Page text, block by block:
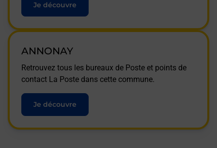
Je découvre
ANNONAY
Retrouvez tous les bureaux de Poste et points de
contact La Poste dans cette commune.
Je découvre